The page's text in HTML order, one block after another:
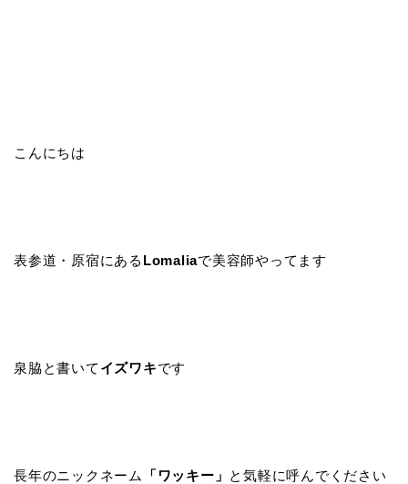
こんにちは
表参道・原宿にある Lomaliaで美容師やってます
泉脇と書いて イズワキです
長年のニックネーム 「ワッキー」 と気軽に呼んでください